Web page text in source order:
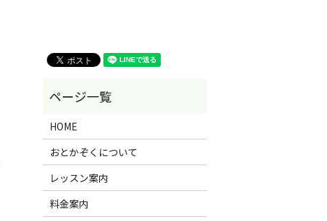
HOME
おとかぞくについて
レッスン案内
料金案内